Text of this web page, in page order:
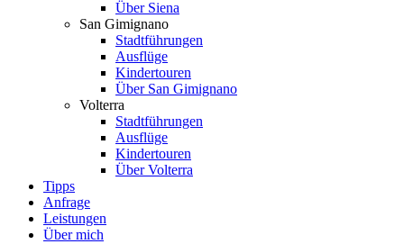
Über Siena
San Gimignano
Stadtführungen
Ausflüge
Kindertouren
Über San Gimignano
Volterra
Stadtführungen
Ausflüge
Kindertouren
Über Volterra
Tipps
Anfrage
Leistungen
Über mich